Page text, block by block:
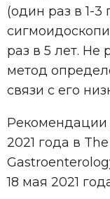
(один раз в 1-3
раз в 5 лет. Не
метод
связи с его
Рекомендации
2021 года в
18 мая 2021